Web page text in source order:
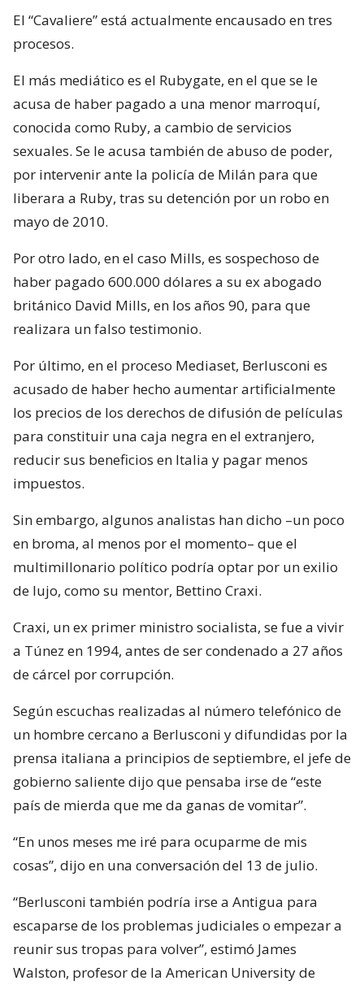
El “Cavaliere” está actualmente encausado en tres
procesos.
El más mediático es el Rubygate, en el que se le
acusa de haber pagado a una menor marroquí,
conocida como Ruby, a cambio de servicios
sexuales. Se le acusa también de abuso de poder,
por intervenir ante la policía de Milán para que
liberara a Ruby, tras su detención por un robo en
mayo de 2010.
Por otro lado, en el caso Mills, es sospechoso de
haber pagado 600.000 dólares a su ex abogado
británico David Mills, en los años 90, para que
realizara un falso testimonio.
Por último, en el proceso Mediaset, Berlusconi es
acusado de haber hecho aumentar artificialmente
los precios de los derechos de difusión de películas
para constituir una caja negra en el extranjero,
reducir sus beneficios en Italia y pagar menos
impuestos.
Sin embargo, algunos analistas han dicho –un poco
en broma, al menos por el momento– que el
multimillonario político podría optar por un exilio
de lujo, como su mentor, Bettino Craxi.
Craxi, un ex primer ministro socialista, se fue a vivir
a Túnez en 1994, antes de ser condenado a 27 años
de cárcel por corrupción.
Según escuchas realizadas al número telefónico de
un hombre cercano a Berlusconi y difundidas por la
prensa italiana a principios de septiembre, el jefe de
gobierno saliente dijo que pensaba irse de “este
país de mierda que me da ganas de vomitar”.
“En unos meses me iré para ocuparme de mis
cosas”, dijo en una conversación del 13 de julio.
“Berlusconi también podría irse a Antigua para
escaparse de los problemas judiciales o empezar a
reunir sus tropas para volver”, estimó James
Walston, profesor de la American University de